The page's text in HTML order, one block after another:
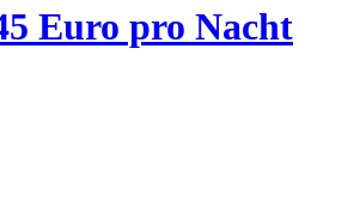
Euro pro Nacht